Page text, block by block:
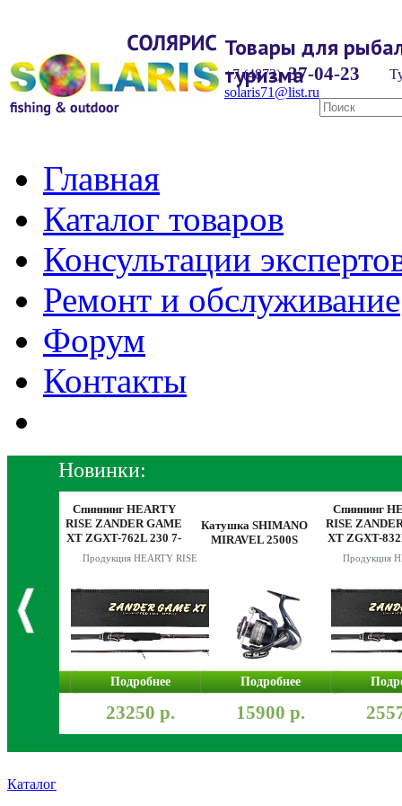
Товары для
туризма
+7 (4872) 37-04-23
solaris71@list.ru
Главная
Каталог товаров
Консультации
Ремонт и обслуживание
Форум
Контакты
Новинки:
Спиннинг HEARTY
RISE ZANDER GAME
XT ZGXT-762L 230 7-
Продукция HEARTY RISE
Подробнее
23250 р.
Катушка SHIMANO
MIRAVEL 2500S
Подробнее
15900 р.
Спиннинг
RISE
XT ZGXT-
7-28g
Продукция
Каталог